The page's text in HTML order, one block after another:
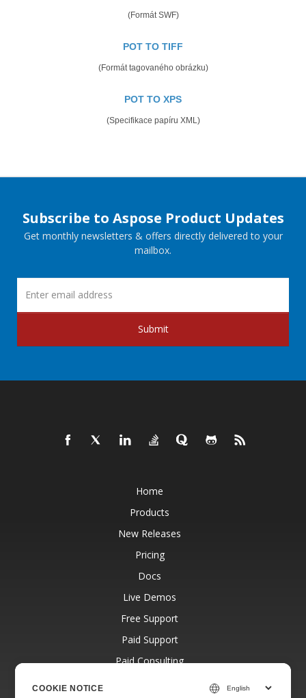
(Formát SWF)
POT TO TIFF
(Formát tagovaného obrázku)
POT TO XPS
(Specifikace papíru XML)
Subscribe to Aspose Product Updates
Get monthly newsletters & offers directly delivered to your
mailbox.
Submit
Home
Products
New Releases
Pricing
Docs
Live Demos
Free Support
Paid Support
Paid Consulting
COOKIE NOTICE